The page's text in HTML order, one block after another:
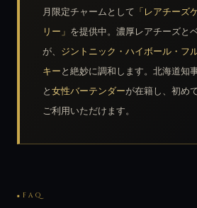
月限定チャームとして 「レアチーズ
リー」 を提供中。濃厚レアチーズと
が、 ジントニック・ハイボール・フ
キー と絶妙に調和します。北海道知
と 女性バーテンダーが在籍し、初め
ご利用いただけます。
FAQ